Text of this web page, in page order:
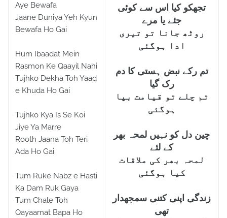
Aye Bewafa
Jaane Duniya Yeh Kyun
Bewafa Ho Gai
Hum Ibaadat Mein
Rasmon Ke Qaayil Nahi
Tujhko Dekha Toh Yaad
e Khuda Ho Gai
Tujhko Kya Is Se Koi
Jiye Ya Marre
Rooth Jaana Toh Teri
Ada Ho Gai
Tum Ruke Nabz e Hasti
Ka Dam Ruk Gaya
Tum Chale Toh
Qayaamat Bapa Ho
تجھکو کیا اس سے کوئی
جئے یا مرے
روٹھ جانا تو تیری
ادا ہوگئی
تم رکے نبض ہستی کا دم
رک گیا
تم چلے تو قیامت بپا
ہوگئی
چین دل کو نہیں لمحہ بھر
کے لئے
لمحہ بھر کی ملاقات
کیا ہوگئی
زندگی اپنی کتنی سمجھدار
تھی